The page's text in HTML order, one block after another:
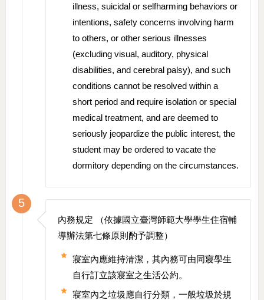
illness, suicidal or selfharming behaviors or
intentions, safety concerns involving harm
to others, or other serious illnesses
(excluding visual, auditory, physical
disabilities, and cerebral palsy), and such
conditions cannot be resolved within a
short period and require isolation or special
medical treatment, and are deemed to
seriously jeopardize the public interest, the
student may be ordered to vacate the
dormitory depending on the circumstances.
5
內務規定 （依據國立臺灣師範大學學生住宿輔
導辦法第七條原則酌予調整）
寢室內應維持清潔，其內務可由同寢學生
自行訂立該寢室之生活公約。
寢室內之垃圾應自行分類，一般垃圾於規